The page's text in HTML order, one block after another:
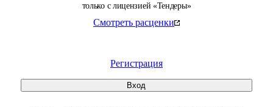
только с лицензией «Тендеры»
Смотреть расценки
Регистрация
Вход